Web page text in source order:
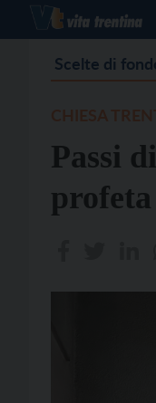
Scelte di
Passi